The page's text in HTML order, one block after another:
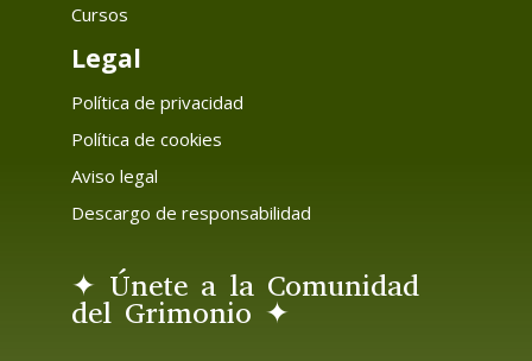
Cursos
Legal
Política de privacidad
Política de cookies
Aviso legal
Descargo de responsabilidad
✦ Únete a la Comunidad
del Grimonio ✦